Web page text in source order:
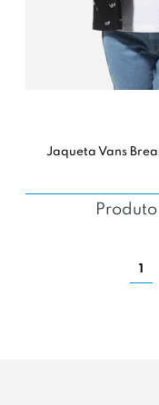
Jaqueta Vans
1